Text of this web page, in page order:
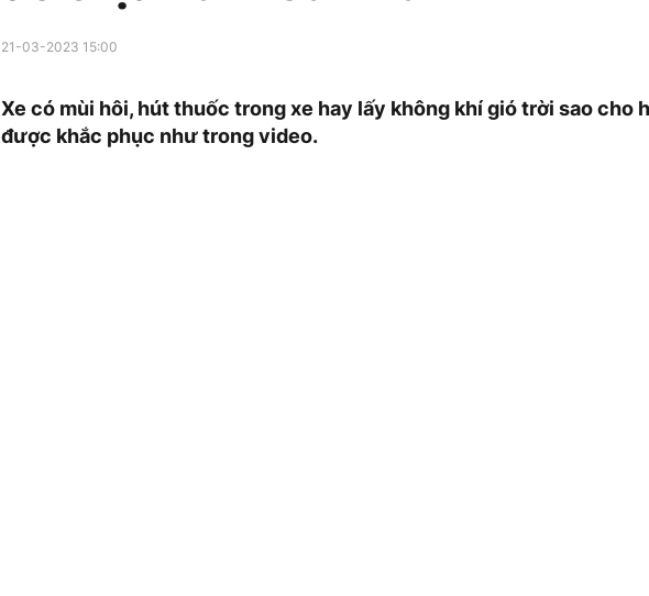
21-03-2023 15:00
Xe có mùi hôi, hút thuốc trong xe hay lấy không khí gió trời sao cho
được khắc phục như trong video.